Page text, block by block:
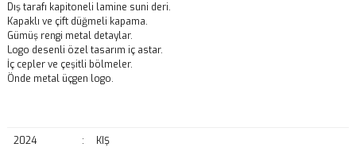
Dış tarafı kapitoneli lamine suni deri.
Kapaklı ve çift düğmeli kapama.
Gümüş rengi metal detaylar.
Logo desenli özel tasarım iç astar.
İç cepler ve çeşitli bölmeler.
Önde metal üçgen logo.
2024 : KIŞ